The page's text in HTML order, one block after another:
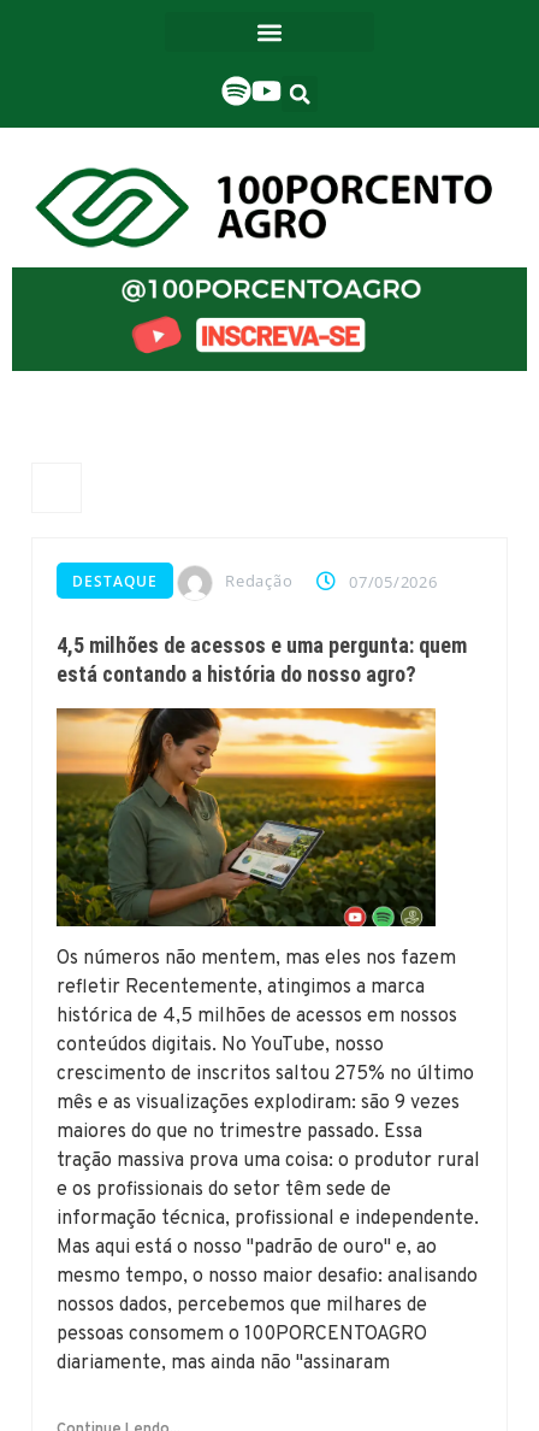
DESTAQUE Redação 07/05/2026
4,5 milhões de acessos e uma pergunta: quem
está contando a história do nosso agro?
Os números não mentem, mas eles nos fazem
refletir Recentemente, atingimos a marca
histórica de 4,5 milhões de acessos em nossos
conteúdos digitais. No YouTube, nosso
crescimento de inscritos saltou 275% no último
mês e as visualizações explodiram: são 9 vezes
maiores do que no trimestre passado. Essa
tração massiva prova uma coisa: o produtor rural
e os profissionais do setor têm sede de
informação técnica, profissional e independente.
Mas aqui está o nosso "padrão de ouro" e, ao
mesmo tempo, o nosso maior desafio: analisando
nossos dados, percebemos que milhares de
pessoas consomem o 100PORCENTOAGRO
diariamente, mas ainda não "assinaram